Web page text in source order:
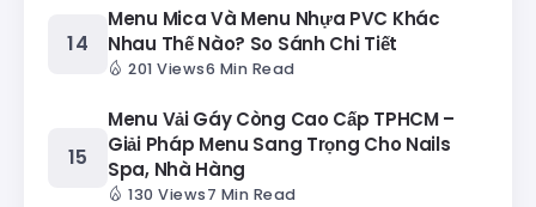
Menu Mica Và Menu Nhựa PVC Khác
Nhau Thế Nào? So Sánh Chi Tiết
201 Views6 Min Read
Menu Vải Gáy Còng Cao Cấp TPHCM –
Giải Pháp Menu Sang Trọng Cho Nails
Spa, Nhà Hàng
130 Views7 Min Read